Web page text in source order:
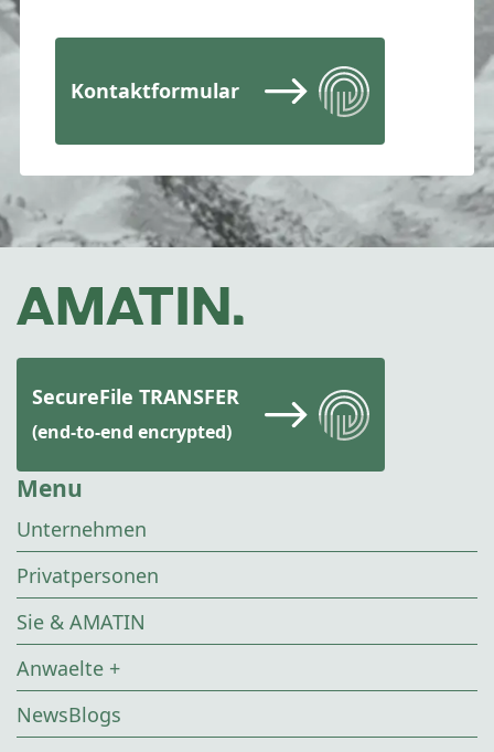
Kontaktformular
SecureFile TRANSFER
(end-to-end encrypted)
Menu
Unternehmen
Privatpersonen
Sie & AMATIN
Anwaelte +
NewsBlogs